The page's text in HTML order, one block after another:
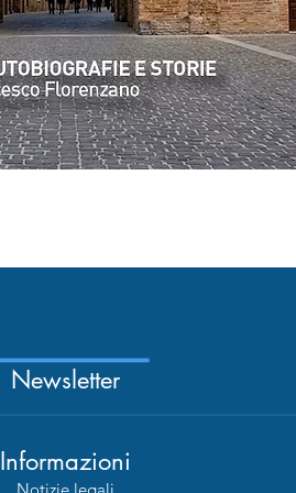
Newsletter
Informazioni